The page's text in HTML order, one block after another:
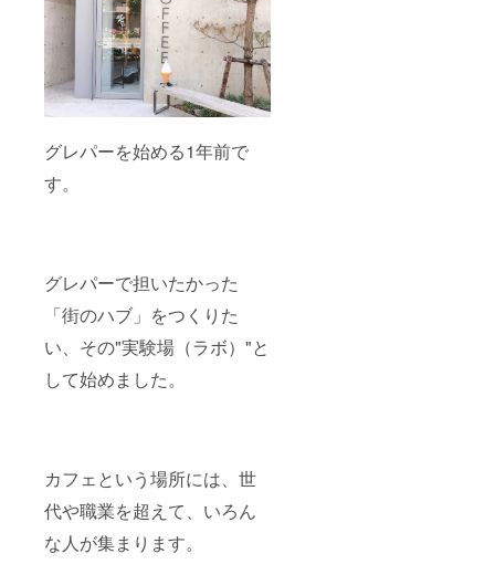
グレパーを始める1年前で
す。
グレパーで担いたかった
「街のハブ」をつくりた
い、その"実験場（ラボ）"と
して始めました。
カフェという場所には、世
代や職業を超えて、いろん
な人が集まります。